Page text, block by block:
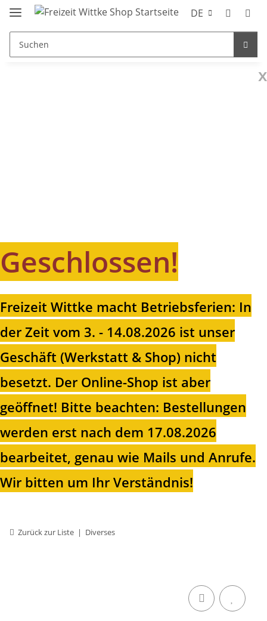
DE
x
Geschlossen!
Freizeit Wittke macht Betriebsferien: In
der Zeit vom 3. - 14.08.2026 ist unser
Geschäft (Werkstatt & Shop) nicht
besetzt. Der Online-Shop ist aber
geöffnet! Bitte beachten: Bestellungen
werden erst nach dem 17.08.2026
bearbeitet, genau wie Mails und Anrufe.
Wir bitten um Ihr Verständnis!
Zurück zur Liste Diverses